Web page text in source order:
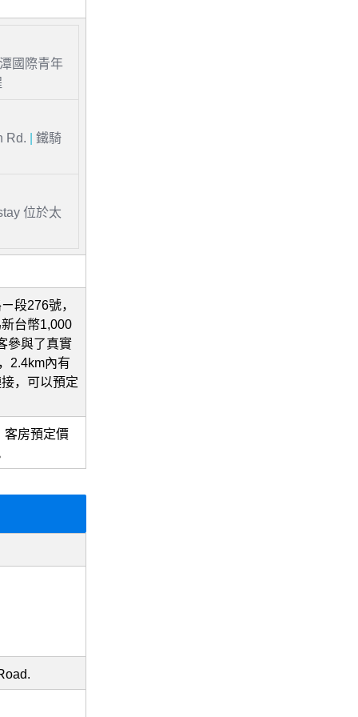
國際青年
Rd.
鐵騎
位於太
段276號，
台幣1,000
參與了真實
2.4km內有
，可以預定
客房預定價